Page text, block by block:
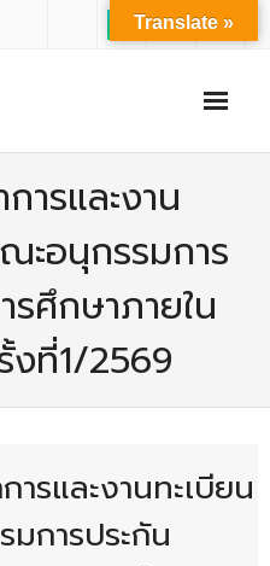
าลัยสวนดุสิต
ะ
ารและงาน
ะอนุกรรมการ
ศึกษาภายใน
งที่1/2569
ารและงานทะเบียน
การประกัน
Translate »